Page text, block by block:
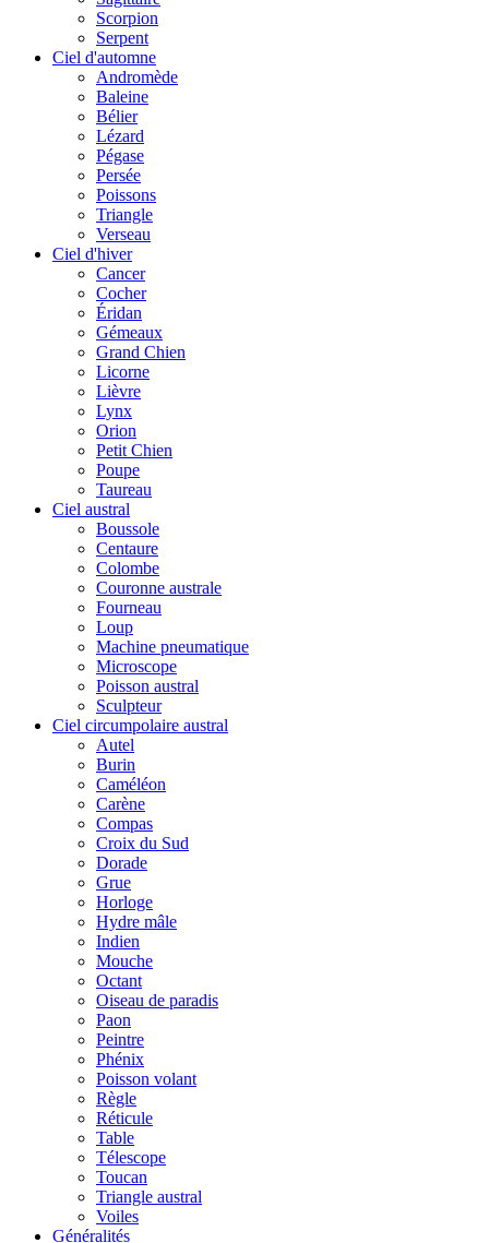
Scorpion
Serpent
Ciel d'automne
Andromède
Baleine
Bélier
Lézard
Pégase
Persée
Poissons
Triangle
Verseau
Ciel d'hiver
Cancer
Cocher
Éridan
Gémeaux
Grand Chien
Licorne
Lièvre
Lynx
Orion
Petit Chien
Poupe
Taureau
Ciel austral
Boussole
Centaure
Colombe
Couronne australe
Fourneau
Loup
Machine pneumatique
Microscope
Poisson austral
Sculpteur
Ciel circumpolaire austral
Autel
Burin
Caméléon
Carène
Compas
Croix du Sud
Dorade
Grue
Horloge
Hydre mâle
Indien
Mouche
Octant
Oiseau de paradis
Paon
Peintre
Phénix
Poisson volant
Règle
Réticule
Table
Télescope
Toucan
Triangle austral
Voiles
Généralités